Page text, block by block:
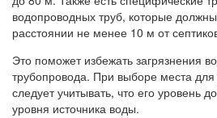
водопроводных труб, которые
расстоянии не менее 10 м от
Это поможет избежать загрязнения
трубопровода. При выборе места для
следует учитывать, что его уровень
уровня источника воды.